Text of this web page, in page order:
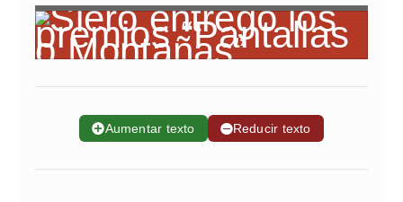
➕Aumentar texto ➖Reducir texto